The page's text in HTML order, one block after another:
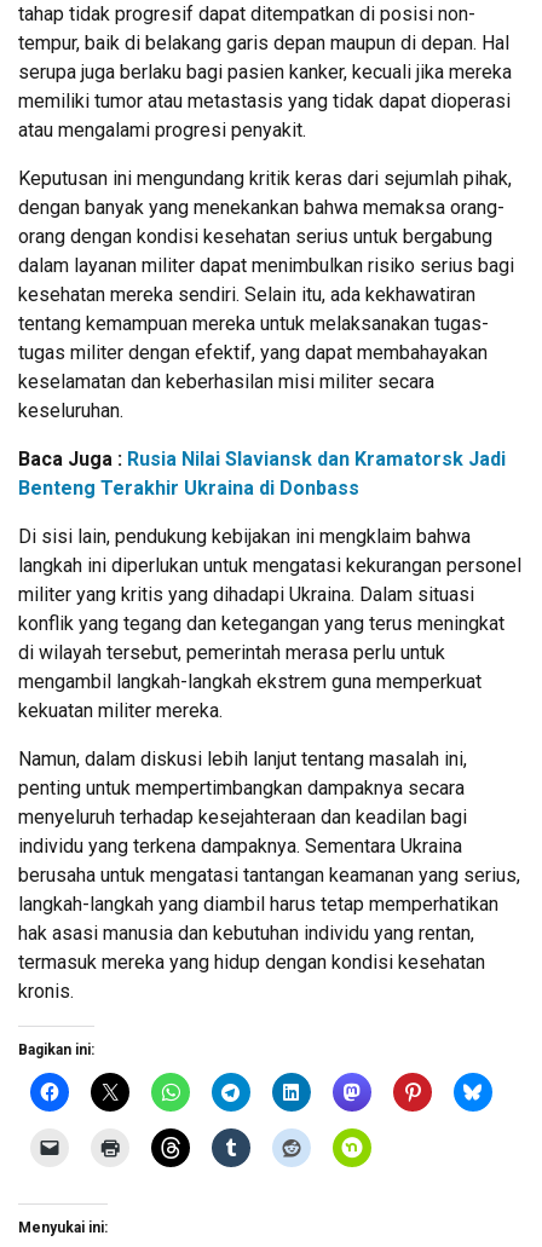
tahap tidak progresif dapat ditempatkan di posisi non-
tempur, baik di belakang garis depan maupun di depan. Hal
serupa juga berlaku bagi pasien kanker, kecuali jika mereka
memiliki tumor atau metastasis yang tidak dapat dioperasi
atau mengalami progresi penyakit.
Keputusan ini mengundang kritik keras dari sejumlah pihak,
dengan banyak yang menekankan bahwa memaksa orang-
orang dengan kondisi kesehatan serius untuk bergabung
dalam layanan militer dapat menimbulkan risiko serius bagi
kesehatan mereka sendiri. Selain itu, ada kekhawatiran
tentang kemampuan mereka untuk melaksanakan tugas-
tugas militer dengan efektif, yang dapat membahayakan
keselamatan dan keberhasilan misi militer secara
keseluruhan.
Baca Juga : Rusia Nilai Slaviansk dan Kramatorsk Jadi
Benteng Terakhir Ukraina di Donbass
Di sisi lain, pendukung kebijakan ini mengklaim bahwa
langkah ini diperlukan untuk mengatasi kekurangan personel
militer yang kritis yang dihadapi Ukraina. Dalam situasi
konflik yang tegang dan ketegangan yang terus meningkat
di wilayah tersebut, pemerintah merasa perlu untuk
mengambil langkah-langkah ekstrem guna memperkuat
kekuatan militer mereka.
Namun, dalam diskusi lebih lanjut tentang masalah ini,
penting untuk mempertimbangkan dampaknya secara
menyeluruh terhadap kesejahteraan dan keadilan bagi
individu yang terkena dampaknya. Sementara Ukraina
berusaha untuk mengatasi tantangan keamanan yang serius,
langkah-langkah yang diambil harus tetap memperhatikan
hak asasi manusia dan kebutuhan individu yang rentan,
termasuk mereka yang hidup dengan kondisi kesehatan
kronis.
Bagikan ini:
Menyukai ini: